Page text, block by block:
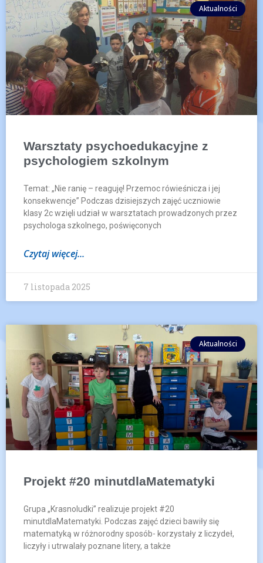
Aktualności
Warsztaty psychoedukacyjne z
psychologiem szkolnym
Temat: „Nie ranię – reaguję! Przemoc rówieśnicza i jej
konsekwencje” Podczas dzisiejszych zajęć uczniowie
klasy 2c wzięli udział w warsztatach prowadzonych przez
psychologa szkolnego, poświęconych
Czytaj więcej...
7 listopada 2025
Aktualności
Projekt #20 minutdlaMatematyki
Grupa „Krasnoludki” realizuje projekt #20
minutdlaMatematyki. Podczas zajęć dzieci bawiły się
matematyką w różnorodny sposób- korzystały z liczydeł,
liczyły i utrwalały poznane litery, a także